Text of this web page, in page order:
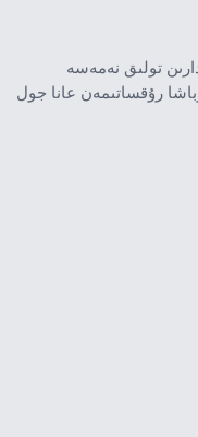
تولىق نەمەسە
رۇقساتىمەن عانا جول